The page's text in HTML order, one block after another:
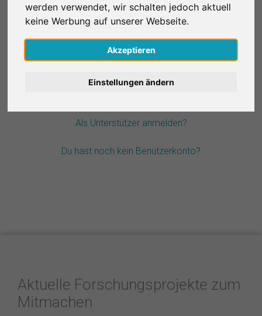
werden verwendet, wir schalten jedoch aktuell
keine Werbung auf unserer Webseite.
Akzeptieren
Einstellungen ändern
Passwort*
Passwort vergessen?
Als Unterstützer anmelden?
Du hast noch kein Benutzerkonto?
Aktuelle Forschungsprojekte zum
Mitmachen
Nederlands